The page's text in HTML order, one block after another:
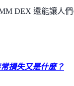
DEX 還能讓人
損失又是什麼？